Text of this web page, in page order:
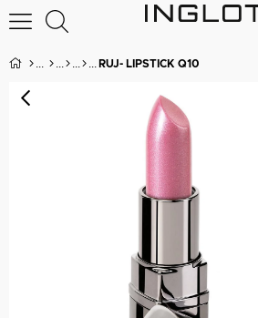
RUJ- LIPSTICK Q10